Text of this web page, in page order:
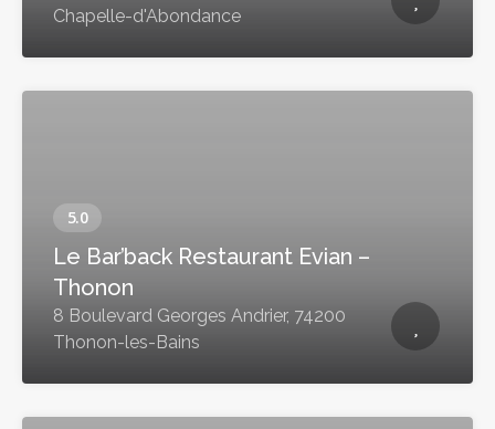
Chapelle-d'Abondance
Le Bar’back Restaurant Evian –
Thonon
8 Boulevard Georges Andrier, 74200
Thonon-les-Bains